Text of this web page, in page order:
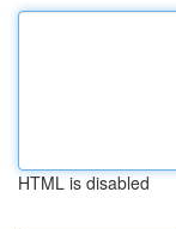
HTML is disabled